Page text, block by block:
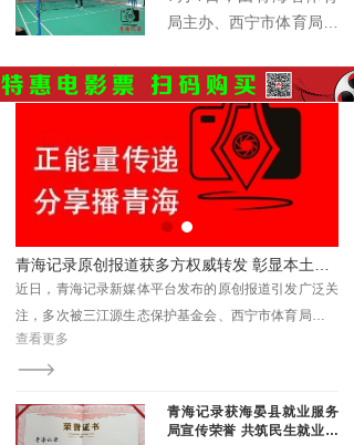
宁市城东区全民健身中心
局主办、西宁市体育局承
年青海省青少年（学生）
羽毛球公开赛在西宁城西
体育公园正式挥拍开赛。
赛事以专业竞技为纽带，
为全省青少年羽毛球爱好
者搭建起交流切磋的优质
平台，同时进一步发掘储
备省内羽毛球后备人才，
持续丰富全省青少年体育
赛事供给。
近日，青海记录新媒体平台发布的原创报道引发广泛关
注，多次被三江源生态保护基金会、西宁市体育局、青
海省企业信用协会、湟源县教育局等单位转发引用，被
视为具有媒体关注度的权威转载内容。
查看更多
青海记录获海晏县就业服务
局宣传荣誉 共筑民生就业宣